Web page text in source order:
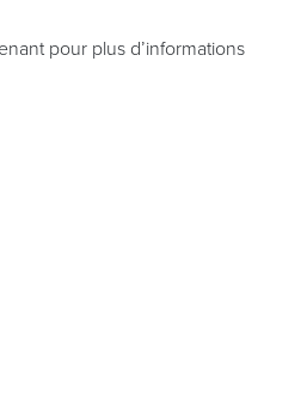
pour plus d’informations